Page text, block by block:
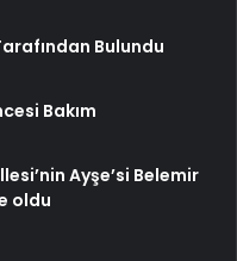
Bulundu
Bakım
Ayşe’si Belemir
oldu